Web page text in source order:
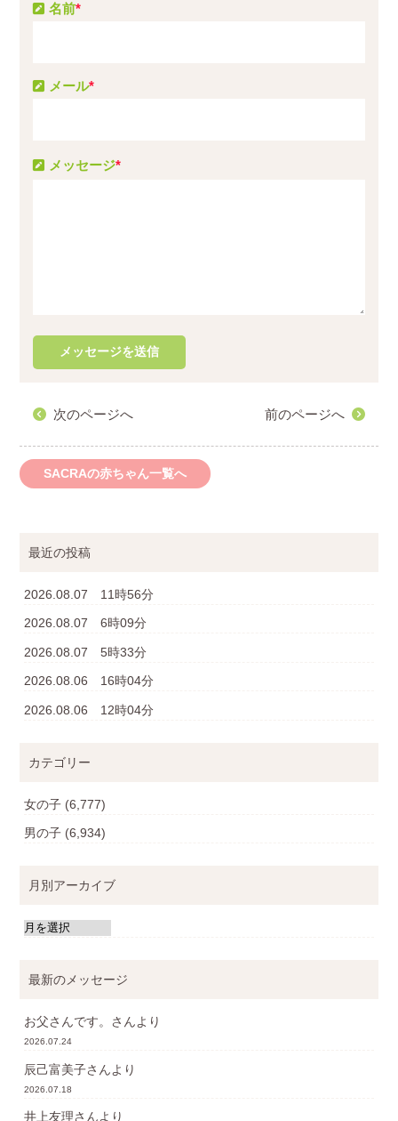
メッセージ*
名前*
メール*
次のページへ 前のページへ
SACRAの赤ちゃん一覧へ
最近の投稿
2026.08.07 11時56分
2026.08.07 6時09分
2026.08.07 5時33分
2026.08.06 16時04分
2026.08.06 12時04分
カテゴリー
女の子 (6,777)
男の子 (6,934)
月別アーカイブ
最新のメッセージ
お父さんです。 さんより
2026.07.24
辰己富美子さんより
2026.07.18
井上友理さんより